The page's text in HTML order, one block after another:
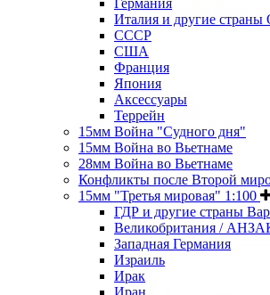
Германия
Италия и другие страны
СССР
США
Франция
Япония
Аксессуары
Террейн
15мм Война "Судного дня"
15мм Война во Вьетнаме
28мм Война во Вьетнаме
Конфликты после Второй
15мм "Третья мировая" 1:100
ГДР и другие страны
Великобритания /
Западная Германия
Израиль
Ирак
Иран